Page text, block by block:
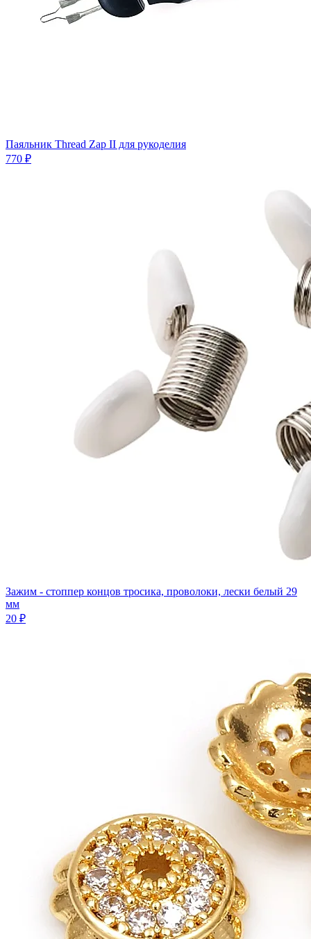
Паяльник Thread Zap II для рукоделия
770 ₽
Зажим - стоппер концов тросика, проволоки, лески белый 29
мм
20 ₽